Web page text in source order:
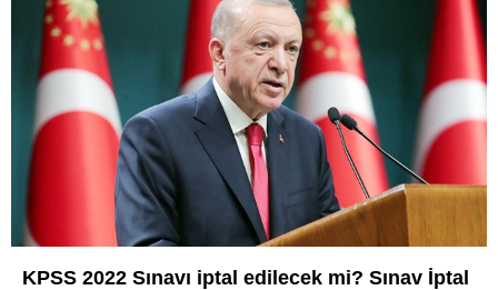
Facebook
Instagram
KPSS 2022 Sınavı iptal edilecek mi? Sınav İptal